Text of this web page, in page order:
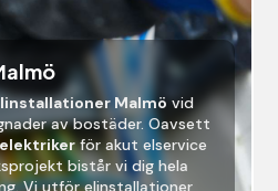
Malmö vid
av bostäder. Oavsett
elektriker för akut elservice
bistår vi dig hela
Vi utför elinstallationer